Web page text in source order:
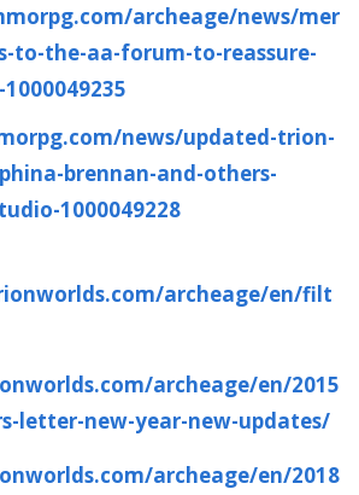
archeage/news/mer
to-the-aa-forum-to-reassure-
news/updated-trion-
brennan-and-others-
1000049228
archeage/en/filt
archeage/en/2015
letter-new-year-new-updates/
archeage/en/2018